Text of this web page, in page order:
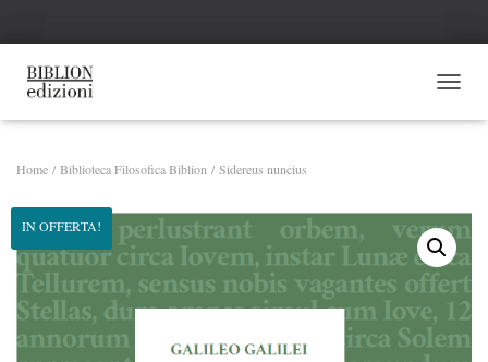
Home /Biblioteca Filosofica Biblion / Sidereus nuncius
IN OFFERTA!